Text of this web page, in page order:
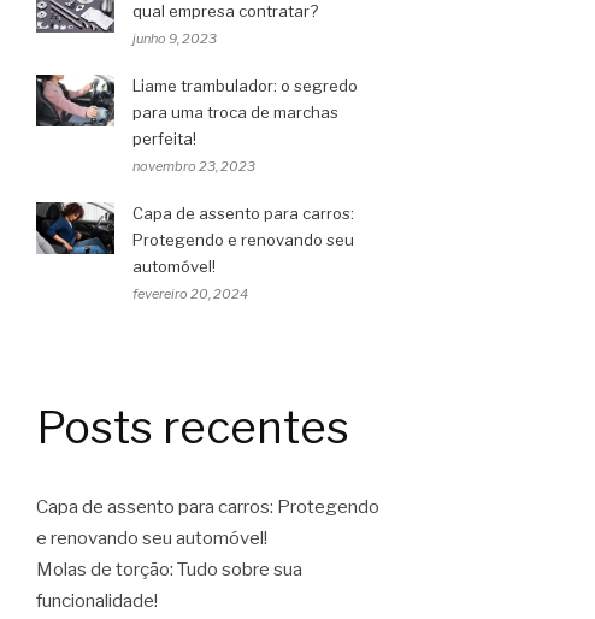
qual empresa contratar?
junho 9, 2023
Liame trambulador: o segredo
para uma troca de marchas
perfeita!
novembro 23, 2023
Capa de assento para carros:
Protegendo e renovando seu
automóvel!
fevereiro 20, 2024
Posts recentes
Capa de assento para carros: Protegendo
e renovando seu automóvel!
Molas de torção: Tudo sobre sua
funcionalidade!